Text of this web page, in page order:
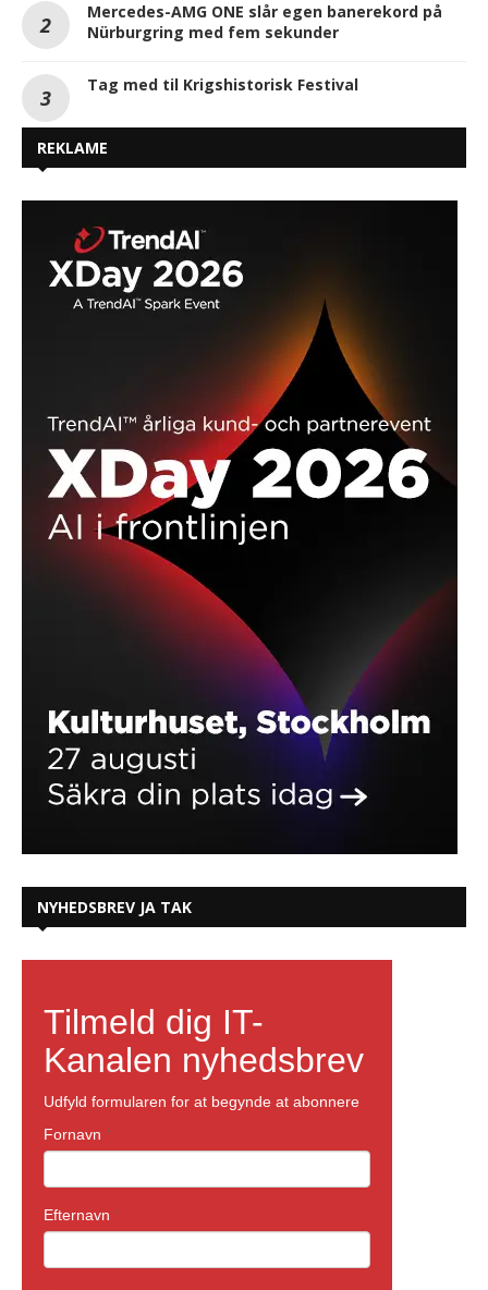
Mercedes-AMG ONE slår egen banerekord på
Nürburgring med fem sekunder
Tag med til Krigshistorisk Festival
REKLAME
NYHEDSBREV JA TAK